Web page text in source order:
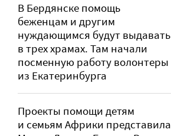
В Бердянске помощь
беженцам и другим
нуждающимся будут выдавать
в трех храмах. Там начали
посменную работу волонтеры
из Екатеринбурга
Проекты помощи детям
и семьям Африки представила